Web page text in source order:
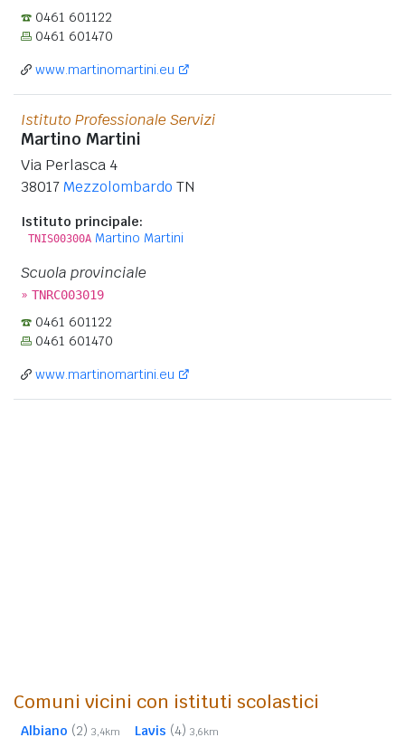
0461 601122
0461 601470
www.martinomartini.eu
Istituto Professionale Servizi
Martino Martini
Via Perlasca 4
38017Mezzolombardo TN
Istituto principale:
TNIS00300A Martino Martini
Scuola provinciale
» TNRC003019
0461 601122
0461 601470
www.martinomartini.eu
Comuni vicini con istituti scolastici
Albiano (2) 3,4km Lavis (4) 3,6km